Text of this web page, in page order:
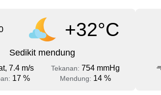
+32°C
Sedikit mendung
7.4 m/s Tekanan: 754 mmHg
17 % Mendung: 14 %